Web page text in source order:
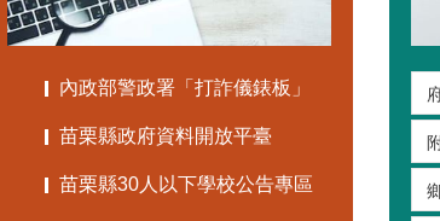
內政部警政署「打詐儀錶板」
苗栗縣政府資料開放平臺
苗栗縣30人以下學校公告專區